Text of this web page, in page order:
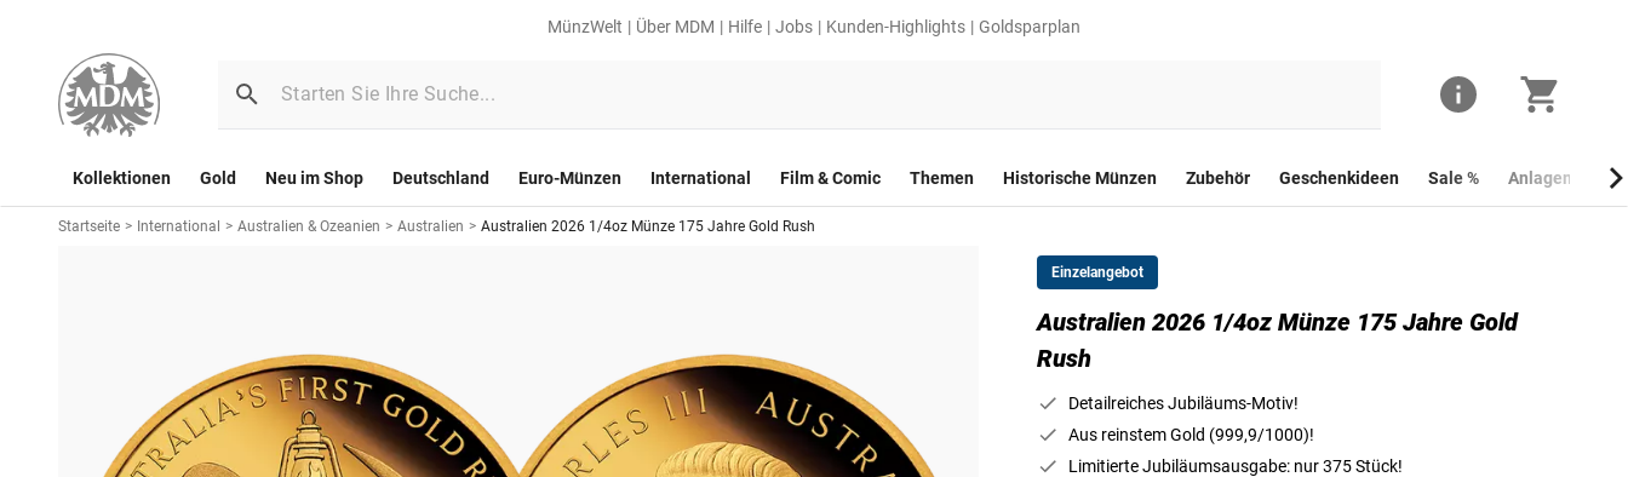
MünzWelt Über MDM Hilfe Jobs Kunden-Highlights Goldsparplan
Kollektionen Gold Neu im Shop Deutschland Euro-Münzen International Film & Comic Themen Historische Münzen Zubehör Geschenkideen Sale % Anlagemünzen
Startseite > International > Australien & Ozeanien > Australien > Australien 2026 1/4oz Münze 175 Jahre Gold Rush
Vorderseite der 1/4oz Goldmünze "175 Jahre Gold Rush"
Einzelangebot
Australien 2026 1/4oz Münze 175 Jahre Gold
Rush
Detailreiches Jubiläums-Motiv!
Aus reinstem Gold (999,9/1000)!
Limitierte Jubiläumsausgabe: nur 375 Stück!